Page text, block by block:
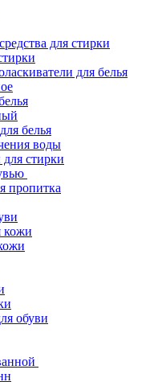
для стирки
для белья
белья
воды
стирки
пропитка
кожи
обуви